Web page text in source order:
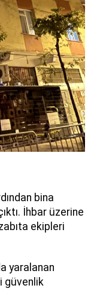
bina
İhbar üzerine
ekipleri
yaralanan
güvenlik